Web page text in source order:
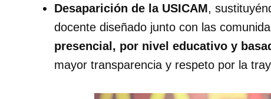
Desaparición de la USICAM,
docente diseñado junto con las
presencial, por nivel educativo y
mayor transparencia y respeto por la